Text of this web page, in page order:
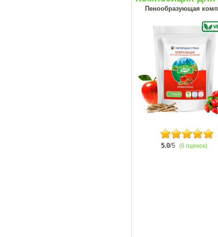
Пенообразующая
5.0/5 (6 оценок)